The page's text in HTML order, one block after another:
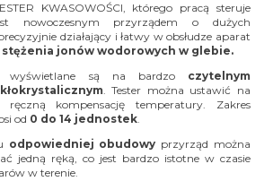
KWASOWOŚCI, którego pracą steruje
nowoczesnym przyrządem o dużych
działający i łatwy w obsłudze aparat
stężenia jonów wodorowych w glebie.
wyświetlane są na bardzo czytelnym
. Tester można ustawić na
kompensację temperatury. Zakres
od 0 do 14 jednostek.
odpowiedniej obudowy przyrząd można
jedną ręką, co jest bardzo istotne w czasie
w terenie.